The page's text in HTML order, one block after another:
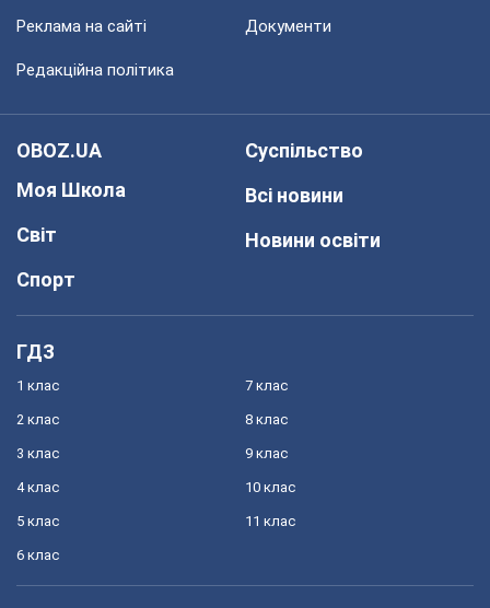
Реклама на сайті Документи
Редакційна політика
OBOZ.UA
Моя Школа
Світ
Спорт
Суспільство
Всі новини
Новини освіти
ГДЗ
1 клас
2 клас
3 клас
4 клас
5 клас
6 клас
7 клас
8 клас
9 клас
10 клас
11 клас